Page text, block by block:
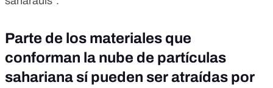
Parte de los materiales que
conforman la nube de partículas
sahariana sí pueden ser atraídas por